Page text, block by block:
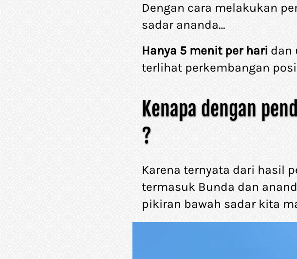
Dengan cara melakukan
sadar ananda…
Hanya 5 menit per hari dan
terlihat perkembangan
Kenapa dengan
?
Karena ternyata dari hasil
termasuk Bunda dan
pikiran bawah sadar kita